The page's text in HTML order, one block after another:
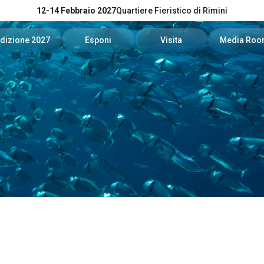
12-14 Febbraio 2027Quartiere Fieristico di Rimini
2027
Espositori 2026
Esponi
Info utili per esporre
Richiedi un preventivo
Area Riservata Espositori
Visibilità
Visita
Date, orari e biglietti
Richiedi Info
Area Riservata Visitatori
Come arrivare
Rimini Hotel e informazioni
Media
News e
Per
Servizi
Area
Info e